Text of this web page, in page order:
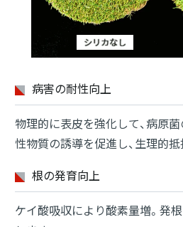
病害の耐性向上
物理的に表皮を強化して、病原
性物質の誘導を促進し、生理的抵
根の発育向上
ケイ酸吸収により酸素量増。発